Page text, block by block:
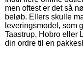
men oftest er det så
beløb. Ellers skulle
leveringsmodel, som
Taastrup, Hobro eller
din ordre til en